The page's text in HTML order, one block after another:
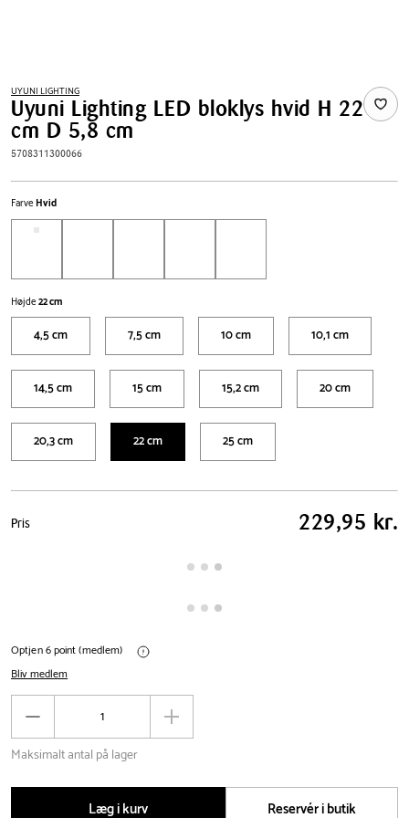
UYUNI LIGHTING
Uyuni Lighting LED bloklys hvid H 22
cm D 5,8 cm
5708311300066
Farve Hvid
Højde22 cm
4,5 cm 7,5 cm 10 cm 10,1 cm
14,5 cm 15 cm 15,2 cm 20 cm
20,3 cm 22 cm 25 cm
Pris
tabel
Pris 229,95 kr.
Optjen 6 point (medlem)
Bliv medlem
Antal
antal
Øg
Maksimalt antal på lager
Læg i kurv Reservér i butik